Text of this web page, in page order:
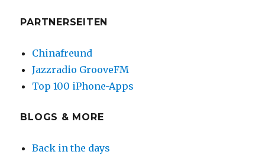
PARTNERSEITEN
Chinafreund
Jazzradio GrooveFM
Top 100 iPhone-Apps
BLOGS & MORE
Back in the days